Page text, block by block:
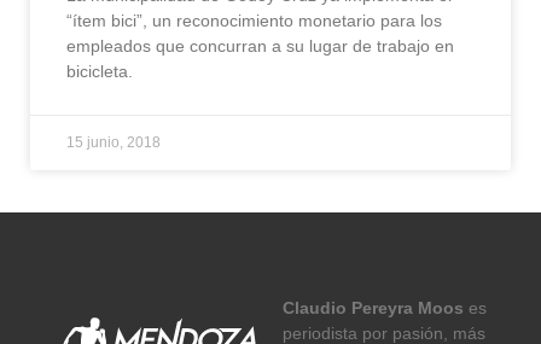
“ítem bici”, un reconocimiento monetario para los
empleados que concurran a su lugar de trabajo en
bicicleta.
15 junio, 2018
Claudio Pereyra Moos es
periodista por pasión, más